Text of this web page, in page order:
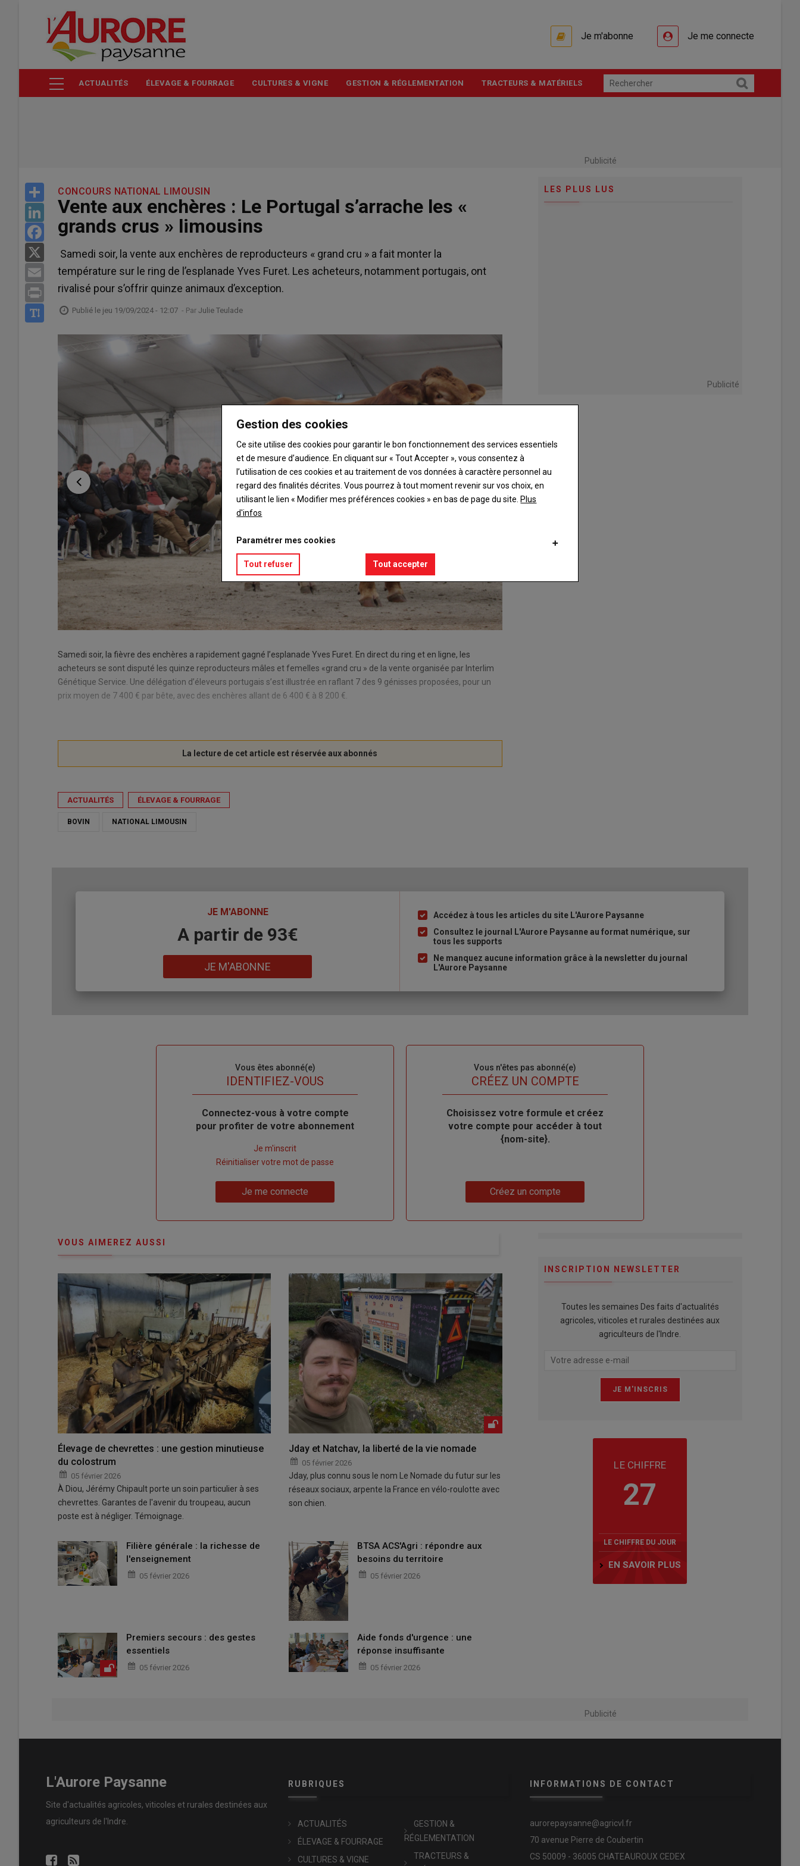
contenu
Je m'abonne Je me connecte
ACTUALITÉS ÉLEVAGE & FOURRAGE CULTURES & VIGNE GESTION & RÉGLEMENTATION TRACTEURS & MATÉRIELS
Publicité
Share
LinkedIn
Facebook
Email
Print
CONCOURS NATIONAL LIMOUSIN
Vente aux enchères : Le Portugal s’arrache les «
grands crus » limousins
Samedi soir, la vente aux enchères de reproducteurs « grand cru » a fait monter la
température sur le ring de l’esplanade Yves Furet. Les acheteurs, notamment portugais, ont
rivalisé pour s’offrir quinze animaux d’exception.
Publié le jeu 19/09/2024 - 12:07 - Par Julie Teulade
Samedi soir, la fièvre des enchères a rapidement gagné l’esplanade Yves Furet. En direct du ring et en ligne, les
acheteurs se sont disputé les quinze reproducteurs mâles et femelles «grand cru » de la vente organisée par Interlim
Génétique Service. Une délégation d’éleveurs portugais s’est illustrée en raflant 7 des 9 génisses proposées, pour un
prix moyen de 7 400 € par bête, avec des enchères allant de 6 400 € à 8 200 €.
ACTUALITÉS ÉLEVAGE & FOURRAGE
BOVIN NATIONAL LIMOUSIN
LES PLUS LUS
Publicité
JE M'ABONNE
A partir de 93€
JE M'ABONNE
Liste
à
puce
Accédez à tous les articles du site L'Aurore Paysanne
Consultez le journal L'Aurore Paysanne au format numérique, sur
tous les supports
Ne manquez aucune information grâce à la newsletter du journal
L'Aurore Paysanne
Vous êtes abonné(e)
IDENTIFIEZ-VOUS
Body
Connectez-vous à votre compte
pour profiter de votre abonnement
compte"
Je m'inscrit
Réinitialiser votre mot de passe
Je me connecte
Vous n'êtes pas abonné(e)
TITRECRÉEZ UN COMPTE
Body
Choisissez votre formule et créez
votre compte pour accéder à tout
{nom-site}.
Créez un compte
VOUS AIMEREZ AUSSI
Élevage de chevrettes : une gestion minutieuse
du colostrum
05 février 2026
À Diou, Jérémy Chipault porte un soin particulier à ses
chevrettes. Garantes de l'avenir du troupeau, aucun
poste est à négliger. Témoignage.
Jday et Natchav, la liberté de la vie nomade
05 février 2026
Jday, plus connu sous le nom Le Nomade du futur sur les
réseaux sociaux, arpente la France en vélo-roulotte avec
son chien.
Filière générale : la richesse de
l'enseignement
05 février 2026
BTSA ACS'Agri : répondre aux
besoins du territoire
05 février 2026
Premiers secours : des gestes
essentiels
05 février 2026
Aide fonds d'urgence : une
réponse insuffisante
05 février 2026
INSCRIPTION NEWSLETTER
Toutes les semaines Des faits d'actualités
agricoles, viticoles et rurales destinées aux
agriculteurs de l'Indre.
LE CHIFFRE
27
LE CHIFFRE DU JOUR
EN SAVOIR PLUS
Publicité
L'Aurore Paysanne
Site d'actualités agricoles, viticoles et rurales destinées aux
agriculteurs de l'Indre.
RUBRIQUES
ACTUALITÉS
ÉLEVAGE & FOURRAGE
CULTURES & VIGNE
GESTION &
RÉGLEMENTATION
TRACTEURS &
INFORMATIONS DE CONTACT
aurorepaysanne@agricvl.fr
70 avenue Pierre de Coubertin
CS 50009 - 36005 CHATEAUROUX CEDEX
Gestion des cookies
Ce site utilise des cookies pour garantir le bon fonctionnement des services essentiels
et de mesure d’audience. En cliquant sur « Tout Accepter », vous consentez à
l’utilisation de ces cookies et au traitement de vos données à caractère personnel au
regard des finalités décrites. Vous pourrez à tout moment revenir sur vos choix, en
utilisant le lien « Modifier mes préférences cookies » en bas de page du site.Plus
d'infos
Paramétrer mes cookies
Tout refuser Tout accepter